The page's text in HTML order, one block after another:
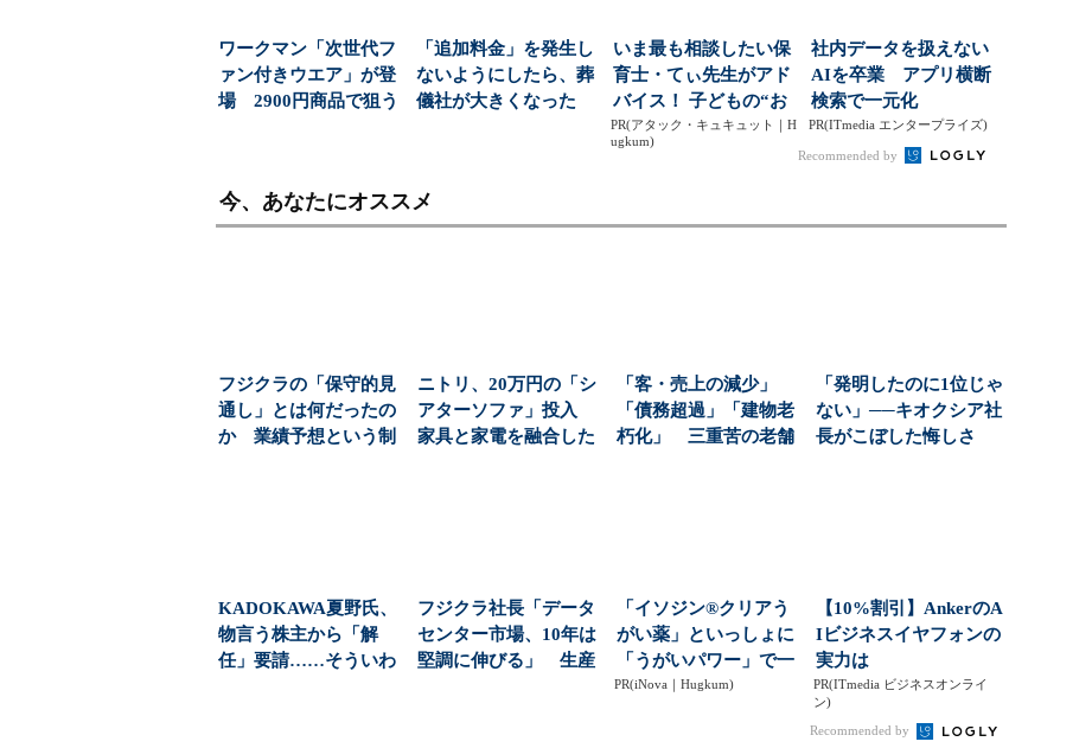
ワークマン「次世代フ
ァン付きウエア」が登
場 2900円商品で狙う
「追加料金」を発生し
ないようにしたら、葬
儀社が大きくなった
いま最も相談したい保
育士・てぃ先生がアド
バイス！ 子どもの“お
てつだい”に、どん...
PR(アタック・キュキュット｜H
ugkum)
社内データを扱えない
AIを卒業 アプリ横断
検索で一元化
PR(ITmedia エンタープライズ)
Recommended by
今、あなたにオススメ
フジクラの「保守的見
通し」とは何だったの
か 業績予想という制
ニトリ、20万円の「シ
アターソファ」投入
家具と家電を融合した
「客・売上の減少」
「債務超過」「建物老
朽化」 三重苦の老舗
「発明したのに1位じゃ
ない」──キオクシア社
長がこぼした悔しさ
KADOKAWA夏野氏、
物言う株主から「解
任」要請……そういわ
フジクラ社長「データ
センター市場、10年は
堅調に伸びる」 生産
「イソジン®クリアう
がい薬」といっしょに
「うがいパワー」で一
年中！ 健やか
PR(iNova｜Hugkum)
【10%割引】AnkerのA
Iビジネスイヤフォンの
実力は
PR(ITmedia ビジネスオンライ
ン)
Recommended by